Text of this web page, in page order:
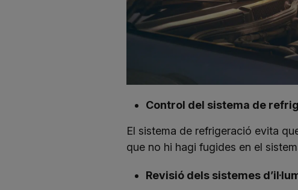
Control del sistema de
El sistema de refrigeració evita
que no hi hagi fugides en el
Revisió dels sistemes